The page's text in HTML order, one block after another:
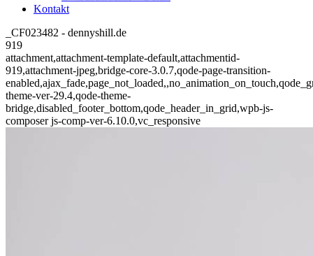
Kontakt
_CF023482 - dennyshill.de
919
attachment,attachment-template-default,attachmentid-
919,attachment-jpeg,bridge-core-3.0.7,qode-page-transition-
theme-ver-29.4,qode-theme-
bridge,disabled_footer_bottom,qode_header_in_grid,wpb-js-
composer js-comp-ver-6.10.0,vc_responsive